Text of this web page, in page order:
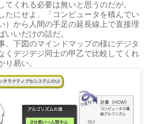
てくれる必要は無いと思うのだが。
たにせよ、「コンピュータを積んでい
）から人間の手足の延長線上で直接理
いいだけの話だ。
、下図のマインドマップの様にデジタ
くデジデジ同士の甲乙で比較してくれ
り易い。